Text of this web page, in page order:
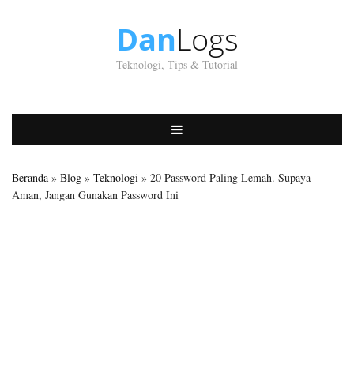
DanLogs
Teknologi, Tips & Tutorial
Beranda » Blog » Teknologi » 20 Password Paling Lemah. Supaya
Aman, Jangan Gunakan Password Ini